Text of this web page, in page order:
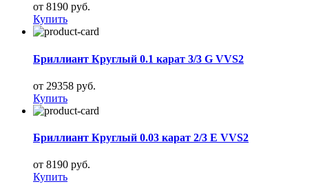
от 8190 руб.
Купить
Бриллиант Круглый 0.1 карат 3/3 G VVS2
от 29358 руб.
Купить
Бриллиант Круглый 0.03 карат 2/3 E VVS2
от 8190 руб.
Купить